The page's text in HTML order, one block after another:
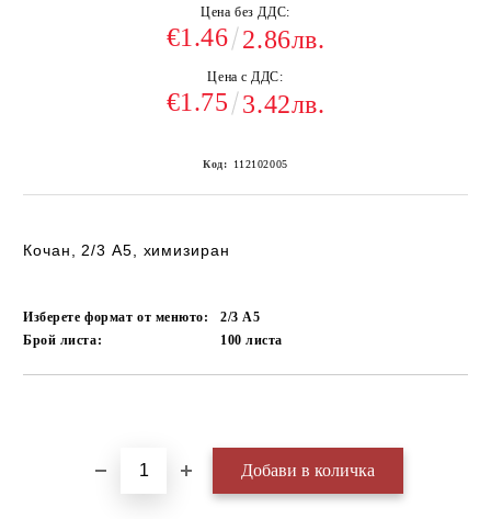
Цена без ДДС:
€1.46 2.86лв.
Цена с ДДС:
€1.75 3.42лв.
Код: 112102005
Кочан, 2/3 А5, химизиран
Изберете формат от менюто:
2/3 А5
Брой листа:
100листа